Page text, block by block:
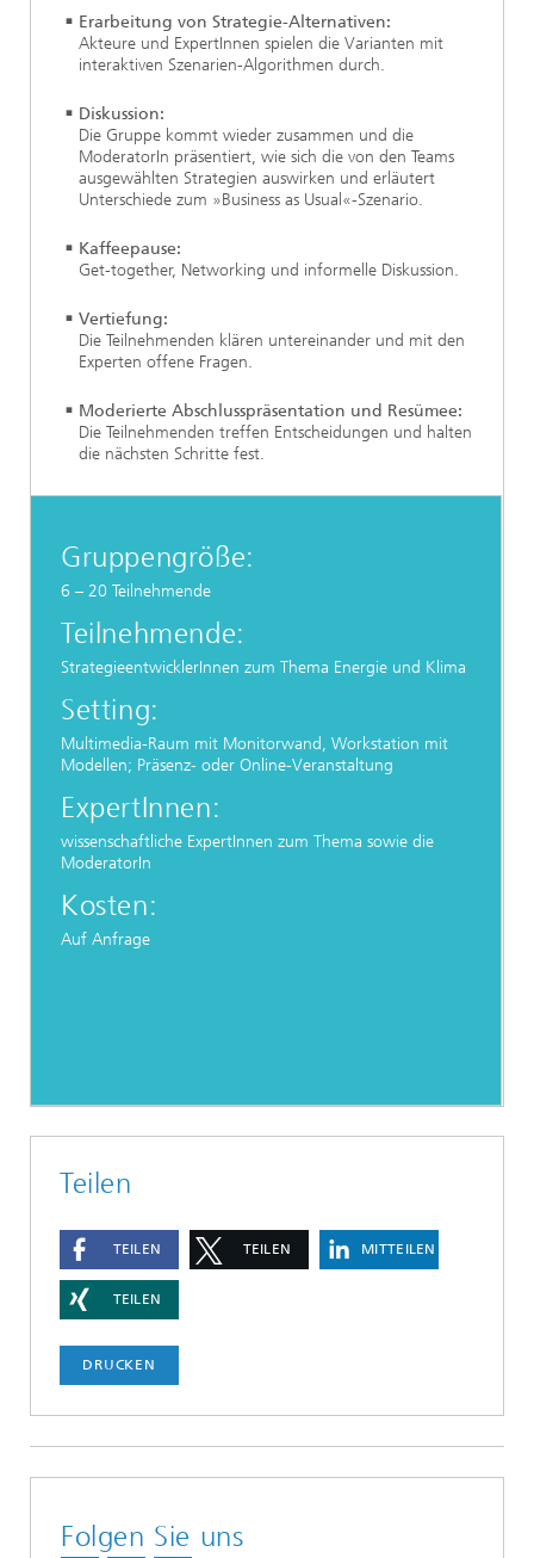
Erarbeitung von Strategie-Alternativen:
Akteure und ExpertInnen spielen die Varianten mit
interaktiven Szenarien-Algorithmen durch.
Diskussion:
Die Gruppe kommt wieder zusammen und die
ModeratorIn präsentiert, wie sich die von den Teams
ausgewählten Strategien auswirken und erläutert
Unterschiede zum »Business as Usual«-Szenario.
Kaffeepause:
Get-together, Networking und informelle Diskussion.
Vertiefung:
Die Teilnehmenden klären untereinander und mit den
Experten offene Fragen.
Moderierte Abschlusspräsentation und Resümee:
Die Teilnehmenden treffen Entscheidungen und halten
die nächsten Schritte fest.
Gruppengröße:
6 – 20 Teilnehmende
Teilnehmende:
StrategieentwicklerInnen zum Thema Energie und Klima
Setting:
Multimedia-Raum mit Monitorwand, Workstation mit
Modellen; Präsenz- oder Online-Veranstaltung
ExpertInnen:
wissenschaftliche ExpertInnen zum Thema sowie die
ModeratorIn
Kosten:
Auf Anfrage
Teilen
TEILEN TEILEN MITTEILEN
TEILEN
DRUCKEN
Folgen Sie uns